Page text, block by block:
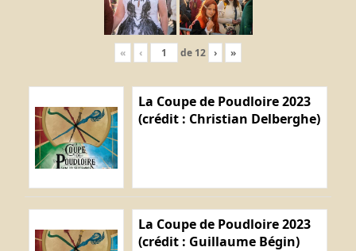
« ‹ de 12 › »
La Coupe de Poudloire 2023
(crédit : Christian Delberghe)
La Coupe de Poudloire 2023
(crédit : Guillaume Bégin)